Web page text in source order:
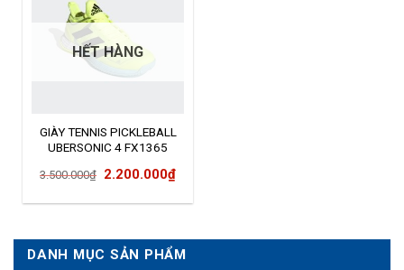
HẾT HÀNG
GIÀY TENNIS PICKLEBALL
UBERSONIC 4 FX1365
3.500.000₫ Giá
3.500.000₫.
2.200.000₫Giá
là:
2.200.000₫.
DANH MỤC SẢN PHẨM